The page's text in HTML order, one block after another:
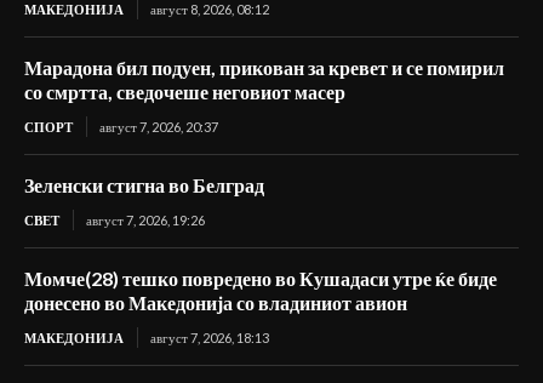
МАКЕДОНИЈА август 8, 2026, 08:12
Марадона бил подуен, прикован за кревет и се помирил
со смртта, сведочеше неговиот масер
СПОРТ август 7, 2026, 20:37
Зеленски стигна во Белград
СВЕТ август 7, 2026, 19:26
Момче(28) тешко повредено во Кушадаси утре ќе биде
донесено во Македонија со владиниот авион
МАКЕДОНИЈА август 7, 2026, 18:13